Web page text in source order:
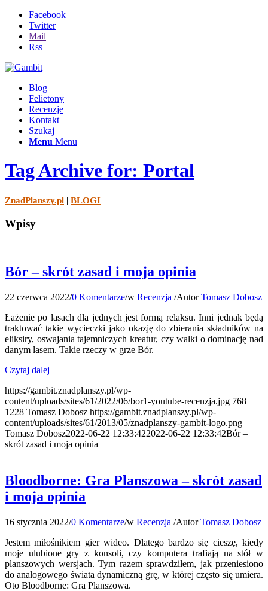
Facebook
Twitter
Mail
Rss
Blog
Felietony
Recenzje
Kontakt
Szukaj
Menu Menu
Tag Archive for: Portal
ZnadPlanszy.pl | BLOGI
Wpisy
Bór – skrót zasad i moja opinia
22 czerwca 2022/0 Komentarze/w Recenzja /AutorTomasz Dobosz
Łażenie po lasach dla jednych jest formą relaksu. Inni jednak będą
traktować takie wycieczki jako okazję do zbierania składników na
eliksiry, oswajania tajemniczych kreatur, czy walki o dominację nad
danym lasem. Takie rzeczy w grze Bór.
Czytaj dalej
https://gambit.znadplanszy.pl/wp-
content/uploads/sites/61/2022/06/bor1-youtube-recenzja.jpg 768
1228 Tomasz Dobosz https://gambit.znadplanszy.pl/wp-
content/uploads/sites/61/2013/05/znadplanszy-gambit-logo.png
Tomasz Dobosz2022-06-22 12:33:422022-06-22 12:33:42Bór –
skrót zasad i moja opinia
Bloodborne: Gra Planszowa – skrót zasad
i moja opinia
16 stycznia 2022/0 Komentarze/w Recenzja /AutorTomasz Dobosz
Jestem miłośnikiem gier wideo. Dlatego bardzo się cieszę, kiedy
moje ulubione gry z konsoli, czy komputera trafiają na stół w
planszowych wersjach. Tym razem sprawdziłem, jak przeniesiono
do analogowego świata dynamiczną grę, w której często się umiera.
Oto Bloodborne: Gra Planszowa.